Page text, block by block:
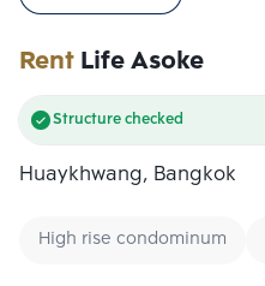
RentLife Asoke
Structure checked
Huaykhwang, Bangkok
High rise condominum